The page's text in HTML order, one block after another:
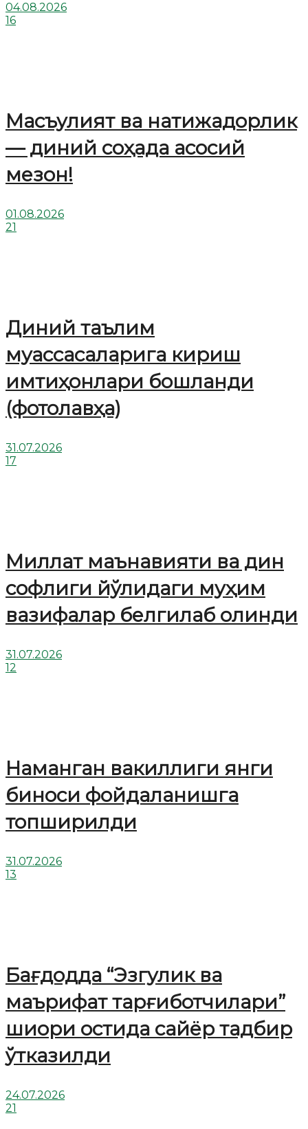
04.08.2026
16
Масъулият ва натижадорлик
— диний соҳада асосий
мезон!
01.08.2026
21
Диний таълим
муассасаларига кириш
имтиҳонлари бошланди
(фотолавҳа)
31.07.2026
17
Миллат маънавияти ва дин
софлиги йўлидаги муҳим
вазифалар белгилаб олинди
31.07.2026
12
Наманган вакиллиги янги
биноси фойдаланишга
топширилди
31.07.2026
13
Бағдодда “Эзгулик ва
маърифат тарғиботчилари”
шиори остида сайёр тадбир
ўтказилди
24.07.2026
21